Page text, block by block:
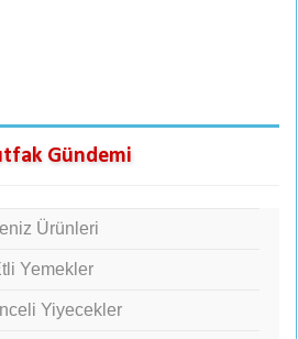
Gündemi
Ürünleri
Yemekler
Yiyecekler